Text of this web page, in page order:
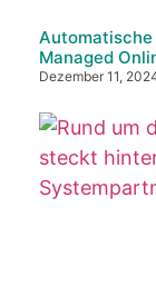
Automatische
Managed
Dezember 11,